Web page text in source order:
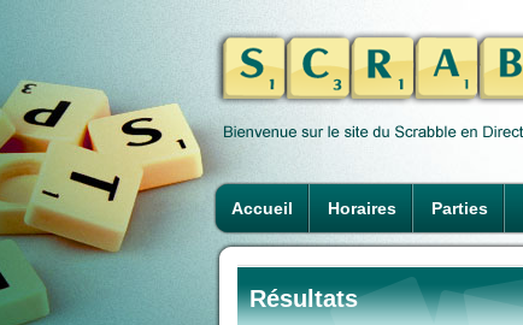
Accueil Horaires Parties
Résultats